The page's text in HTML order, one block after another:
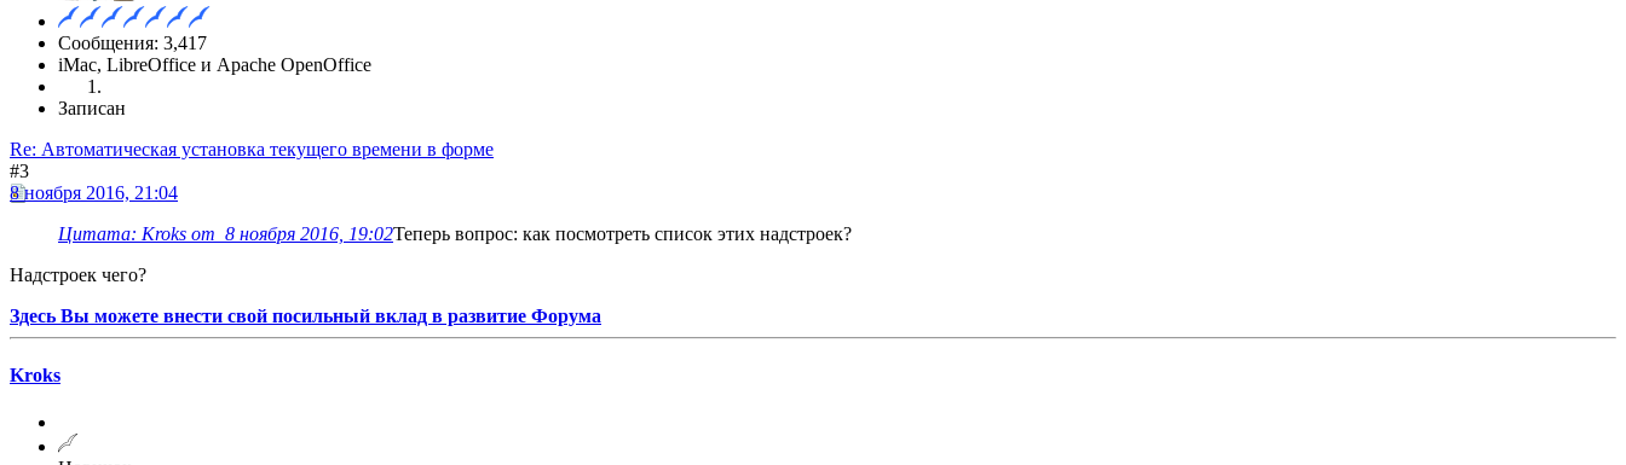
Сообщения: 3,417
iMac, LibreOffice и Apache OpenOffice
Записан
Re: Автоматическая установка текущего времени в форме
#3
8 ноября 2016, 21:04
Цитата: Kroks от 8 ноября 2016, 19:02Теперь вопрос: как посмотреть список этих надстроек?
Надстроек чего?
Здесь Вы можете внести свой посильный вклад в развитие Форума
Kroks